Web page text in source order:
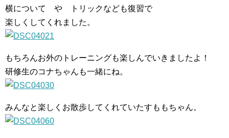
横について や トリックなども復習で
楽しくしてくれました。
もちろんお外のトレーニングも楽しんでいきましたよ！
研修生のコナちゃんも一緒にね。
みんなと楽しくお散歩してくれていたすももちゃん。